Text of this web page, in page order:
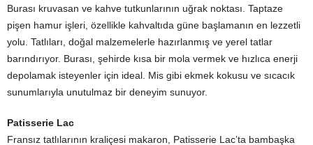
Burası kruvasan ve kahve tutkunlarının uğrak noktası. Taptaze
pişen hamur işleri, özellikle kahvaltıda güne başlamanın en lezzetli
yolu. Tatlıları, doğal malzemelerle hazırlanmış ve yerel tatlar
barındırıyor. Burası, şehirde kısa bir mola vermek ve hızlıca enerji
depolamak isteyenler için ideal. Mis gibi ekmek kokusu ve sıcacık
sunumlarıyla unutulmaz bir deneyim sunuyor.
Patisserie Lac
Fransız tatlılarının kraliçesi makaron, Patisserie Lac’ta bambaşka